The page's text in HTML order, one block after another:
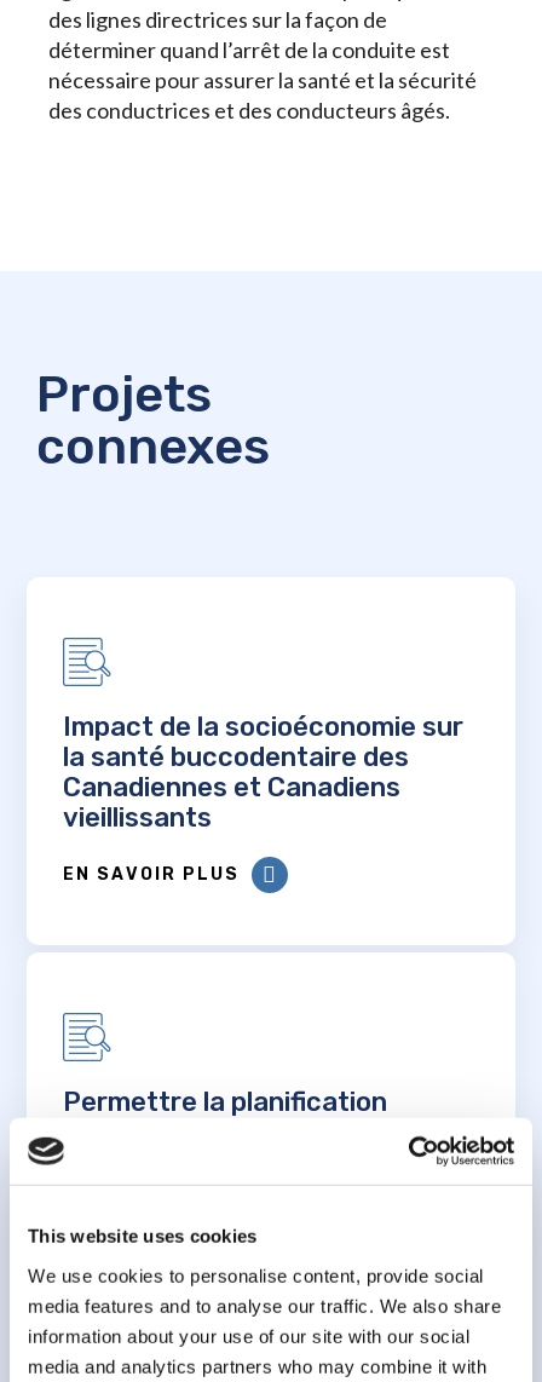
This website uses cookies
We use cookies to personalise content, provide social
media features and to analyse our traffic. We also share
information about your use of our site with our social
media and analytics partners who may combine it with
des lignes directrices sur la façon de
déterminer quand l’arrêt de la conduite est
nécessaire pour assurer la santé et la sécurité
des conductrices et des conducteurs âgés.
Projets
connexes
Impact de la socioéconomie sur
la santé buccodentaire des
Canadiennes et Canadiens
vieillissants
EN SAVOIR PLUS
Permettre la planification
santé pour les personnes âgées
à l’aide d’outils d’évaluation du
risque dans la population :
développement, validation et
mise en œuvre d’algorithmes de
prédiction dans l’Étude
longitudinale canadienne sur le
vieillissement